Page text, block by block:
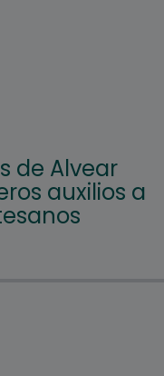
de Alvear
auxilios a